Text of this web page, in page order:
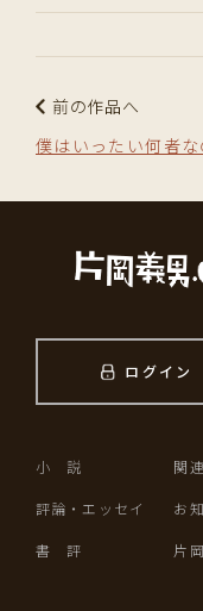
前の作品へ
僕はいったい何者
ログイン
小 説
評論・エッセイ
書 評
関
お
片